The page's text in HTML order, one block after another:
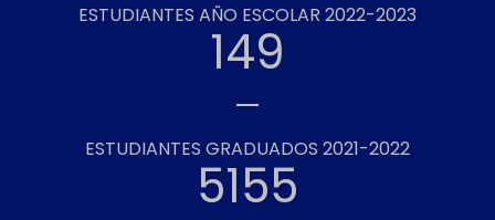
ESTUDIANTES AÑO ESCOLAR 2022-2023
149
ESTUDIANTES GRADUADOS 2021-2022
5155